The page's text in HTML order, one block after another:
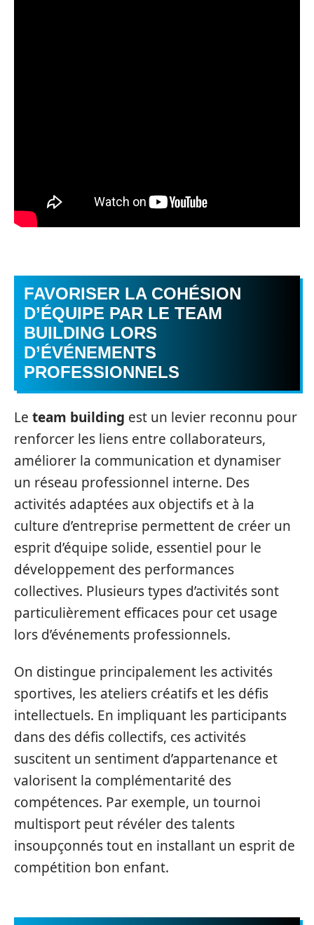
FAVORISER LA COHÉSION
D’ÉQUIPE PAR LE TEAM
BUILDING LORS
D’ÉVÉNEMENTS
PROFESSIONNELS
Le team building est un levier reconnu pour
renforcer les liens entre collaborateurs,
améliorer la communication et dynamiser
un réseau professionnel interne. Des
activités adaptées aux objectifs et à la
culture d’entreprise permettent de créer un
esprit d’équipe solide, essentiel pour le
développement des performances
collectives. Plusieurs types d’activités sont
particulièrement efficaces pour cet usage
lors d’événements professionnels.
On distingue principalement les activités
sportives, les ateliers créatifs et les défis
intellectuels. En impliquant les participants
dans des défis collectifs, ces activités
suscitent un sentiment d’appartenance et
valorisent la complémentarité des
compétences. Par exemple, un tournoi
multisport peut révéler des talents
insoupçonnés tout en installant un esprit de
compétition bon enfant.